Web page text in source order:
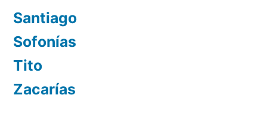
Santiago
Sofonías
Tito
Zacarías